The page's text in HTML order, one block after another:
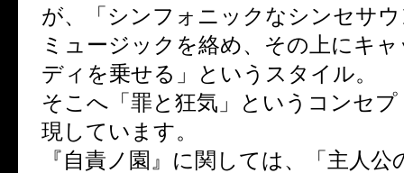
が、「シンフォニックなシンセサ
ミュージックを絡め、その上にキ
ディを乗せる」というスタイル。
そこへ「罪と狂気」というコンセ
現しています。
『自責ノ園』に関しては、「主人公